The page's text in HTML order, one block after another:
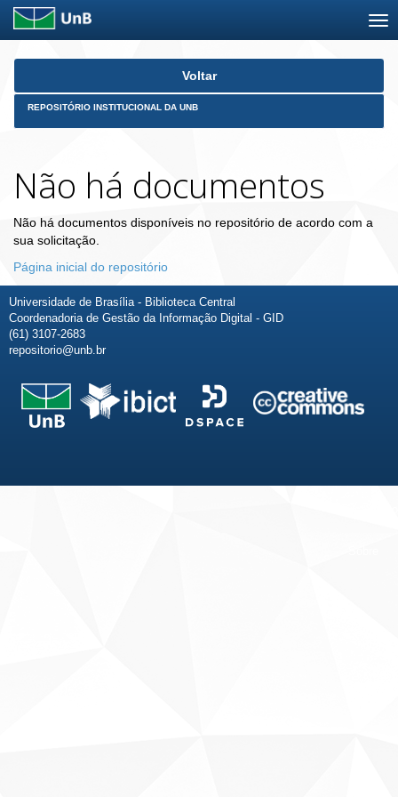
Skip
Voltar
REPOSITÓRIO INSTITUCIONAL DA UNB
Não há documentos
Não há documentos disponíveis no repositório de acordo com a
sua solicitação.
Página inicial do repositório
Universidade de Brasília - Biblioteca Central
Coordenadoria de Gestão da Informação Digital - GID
(61) 3107-2683
repositorio@unb.br